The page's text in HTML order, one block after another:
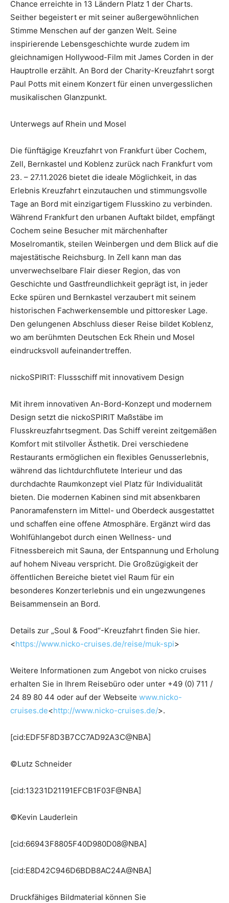
Chance erreichte in 13 Ländern Platz 1 der Charts.
Seither begeistert er mit seiner außergewöhnlichen
Stimme Menschen auf der ganzen Welt. Seine
inspirierende Lebensgeschichte wurde zudem im
gleichnamigen Hollywood-Film mit James Corden in der
Hauptrolle erzählt. An Bord der Charity-Kreuzfahrt sorgt
Paul Potts mit einem Konzert für einen unvergesslichen
musikalischen Glanzpunkt.
Unterwegs auf Rhein und Mosel
Die fünftägige Kreuzfahrt von Frankfurt über Cochem,
Zell, Bernkastel und Koblenz zurück nach Frankfurt vom
23. – 27.11.2026 bietet die ideale Möglichkeit, in das
Erlebnis Kreuzfahrt einzutauchen und stimmungsvolle
Tage an Bord mit einzigartigem Flusskino zu verbinden.
Während Frankfurt den urbanen Auftakt bildet, empfängt
Cochem seine Besucher mit märchenhafter
Moselromantik, steilen Weinbergen und dem Blick auf die
majestätische Reichsburg. In Zell kann man das
unverwechselbare Flair dieser Region, das von
Geschichte und Gastfreundlichkeit geprägt ist, in jeder
Ecke spüren und Bernkastel verzaubert mit seinem
historischen Fachwerkensemble und pittoresker Lage.
Den gelungenen Abschluss dieser Reise bildet Koblenz,
wo am berühmten Deutschen Eck Rhein und Mosel
eindrucksvoll aufeinandertreffen.
nickoSPIRIT: Flussschiff mit innovativem Design
Mit ihrem innovativen An-Bord-Konzept und modernem
Design setzt die nickoSPIRIT Maßstäbe im
Flusskreuzfahrtsegment. Das Schiff vereint zeitgemäßen
Komfort mit stilvoller Ästhetik. Drei verschiedene
Restaurants ermöglichen ein flexibles Genusserlebnis,
während das lichtdurchflutete Interieur und das
durchdachte Raumkonzept viel Platz für Individualität
bieten. Die modernen Kabinen sind mit absenkbaren
Panoramafenstern im Mittel- und Oberdeck ausgestattet
und schaffen eine offene Atmosphäre. Ergänzt wird das
Wohlfühlangebot durch einen Wellness- und
Fitnessbereich mit Sauna, der Entspannung und Erholung
auf hohem Niveau verspricht. Die Großzügigkeit der
öffentlichen Bereiche bietet viel Raum für ein
besonderes Konzerterlebnis und ein ungezwungenes
Beisammensein an Bord.
Details zur „Soul & Food“-Kreuzfahrt finden Sie hier.
<https://www.nicko-cruises.de/reise/muk-spi>
Weitere Informationen zum Angebot von nicko cruises
erhalten Sie in Ihrem Reisebüro oder unter +49 (0) 711 /
24 89 80 44 oder auf der Webseite www.nicko-
cruises.de<http://www.nicko-cruises.de/>.
[cid:EDF5F8D3B7CC7AD92A3C@NBA]
©Lutz Schneider
[cid:13231D21191EFCB1F03F@NBA]
©Kevin Lauderlein
[cid:66943F8805F40D980D08@NBA]
[cid:E8D42C946D6BDB8AC24A@NBA]
Druckfähiges Bildmaterial können Sie